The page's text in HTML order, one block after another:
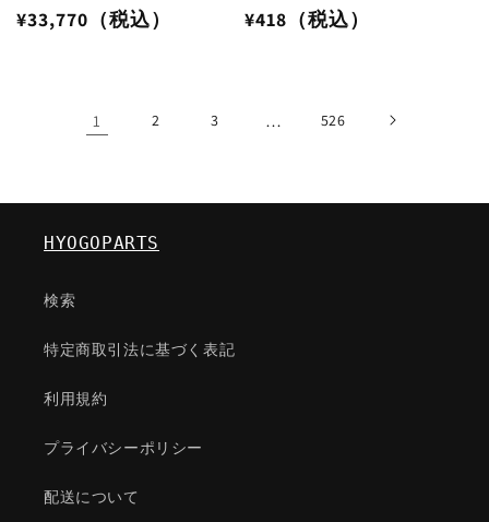
通
¥33,770（税込）
通
¥418（税込）
1 2 3 … 526
HYOGOPARTS
検索
特定商取引法に基づく表記
利用規約
プライバシーポリシー
配送について